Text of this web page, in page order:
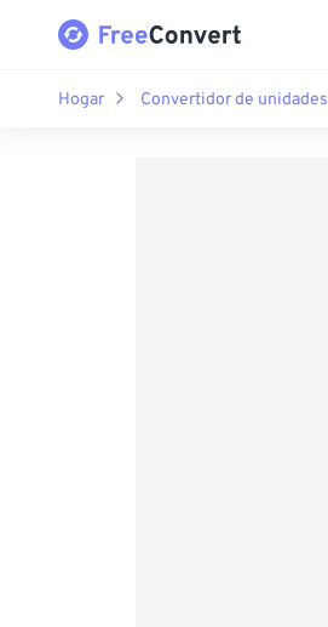
Hogar Convertidor de unidades